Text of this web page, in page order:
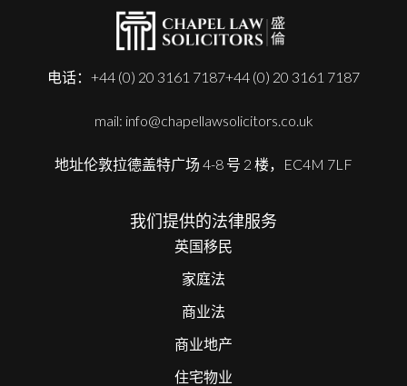
电话：+44 (0) 20 3161 7187+44 (0) 20 3161 7187
mail: info@chapellawsolicitors.co.uk
地址伦敦拉德盖特广场 4-8 号 2 楼，EC4M 7LF
我们提供的法律服务
英国移民
家庭法
商业法
商业地产
住宅物业